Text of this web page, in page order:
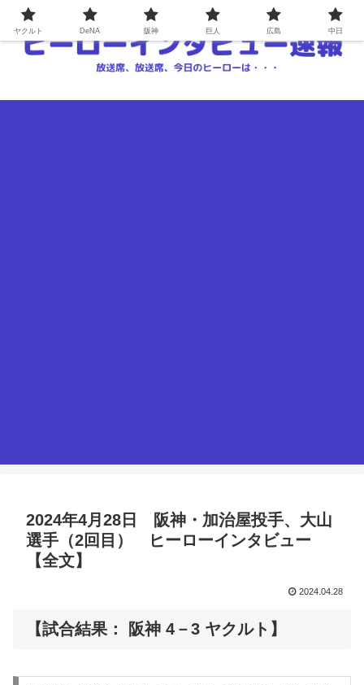
2024年4月28日 阪神・加治屋投手、大山
選手（2回目） ヒーローインタビュー
【全文】
2024.04.28
【試合結果： 阪神 4－3 ヤクルト】
ヤクルト DeNA 阪神 巨人 広島 中日